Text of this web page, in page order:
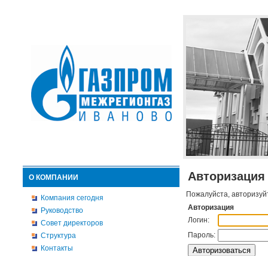
О КОМПАНИИ
Компания сегодня
Руководство
Совет директоров
Структура
Контакты
Авторизация
Пожалуйста,
Авторизация
Логин:
Пароль: